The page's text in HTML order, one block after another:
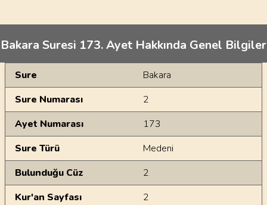
Bakara Suresi 173. Ayet Hakkında Genel Bilgiler
Genel Bilgiler
Sure
Bakara
Sure Numarası
2
Ayet Numarası
173
Sure Türü
Medeni
Bulunduğu Cüz
2
Kur'an Sayfası
2